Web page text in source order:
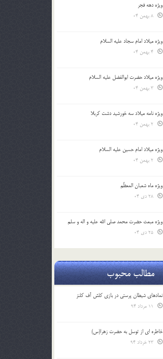
ویژه دهه فجر
ویژه میلاد امام سجاد علیه السلام
ویژه میلاد حضرت ابوالفضل علیه السلام
ویژه نامه میلاد سه خورشید دشت کربلا
ویژه میلاد امام حسین علیه السلام
ویژه ماه شعبان المعظّم
ویژه مبعث حضرت محمد صلی الله علیه و اله و سلم
مطالب محبوب
نمادهای شیطان پرستی در بازی کلش آف کلنز
خاطره ای از توسل به حضرت زهرا(س)